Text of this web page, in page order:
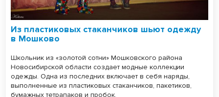
Из пластиковых стаканчиков шьют одежду
в Мошково
Школьник из «золотой сотни» Мошковского района
Новосибирской области создает модные коллекции
одежды. Одна из последних включает в себя наряды,
выполненные из пластиковых стаканчиков, пакетиков,
бумажных тетрапаков и пробок.